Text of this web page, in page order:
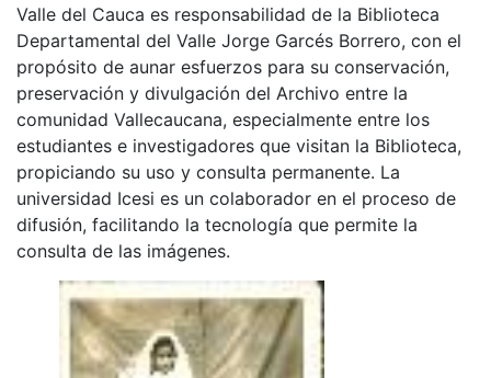
Valle del Cauca es responsabilidad de la Biblioteca
Departamental del Valle Jorge Garcés Borrero, con el
propósito de aunar esfuerzos para su conservación,
preservación y divulgación del Archivo entre la
comunidad Vallecaucana, especialmente entre los
estudiantes e investigadores que visitan la Biblioteca,
propiciando su uso y consulta permanente. La
universidad Icesi es un colaborador en el proceso de
difusión, facilitando la tecnología que permite la
consulta de las imágenes.